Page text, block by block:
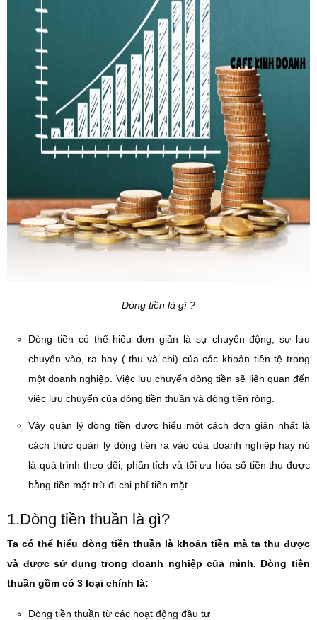
Dòng tiền là gì ?
Dòng tiền có thể hiểu đơn giản là sự chuyển động, sự lưu
chuyển vào, ra hay ( thu và chi) của các khoản tiền tệ trong
một doanh nghiệp. Việc lưu chuyển dòng tiền sẽ liên quan đến
việc lưu chuyển của dòng tiền thuần và dòng tiền ròng.
Vậy quản lý dòng tiền được hiểu một cách đơn giản nhất là
cách thức quản lý dòng tiền ra vào của doanh nghiệp hay nó
là quá trình theo dõi, phân tích và tối ưu hóa số tiền thu được
bằng tiền mặt trừ đi chi phí tiền mặt
1.Dòng tiền thuần là gì?
Ta có thể hiểu dòng tiền thuần là khoản tiền mà ta thu được
và được sử dụng trong doanh nghiệp của mình. Dòng tiền
thuần gồm có 3 loại chính là:
Dòng tiền thuần từ các hoạt động đầu tư